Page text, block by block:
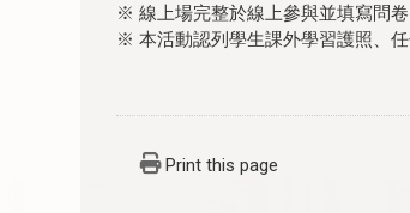
※ 線上場完整於線上參與並填寫問
※ 本活動認列學生課外學習護照、
Print this page